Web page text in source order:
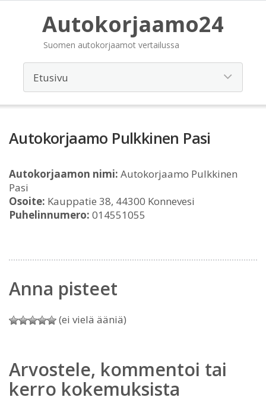
Autokorjaamo24
Suomen autokorjaamot vertailussa
Autokorjaamo Pulkkinen Pasi
Autokorjaamon nimi: Autokorjaamo Pulkkinen
Pasi
Osoite: Kauppatie 38, 44300 Konnevesi
Puhelinnumero: 014551055
Anna pisteet
(ei vielä ääniä)
Arvostele, kommentoi tai
kerro kokemuksista